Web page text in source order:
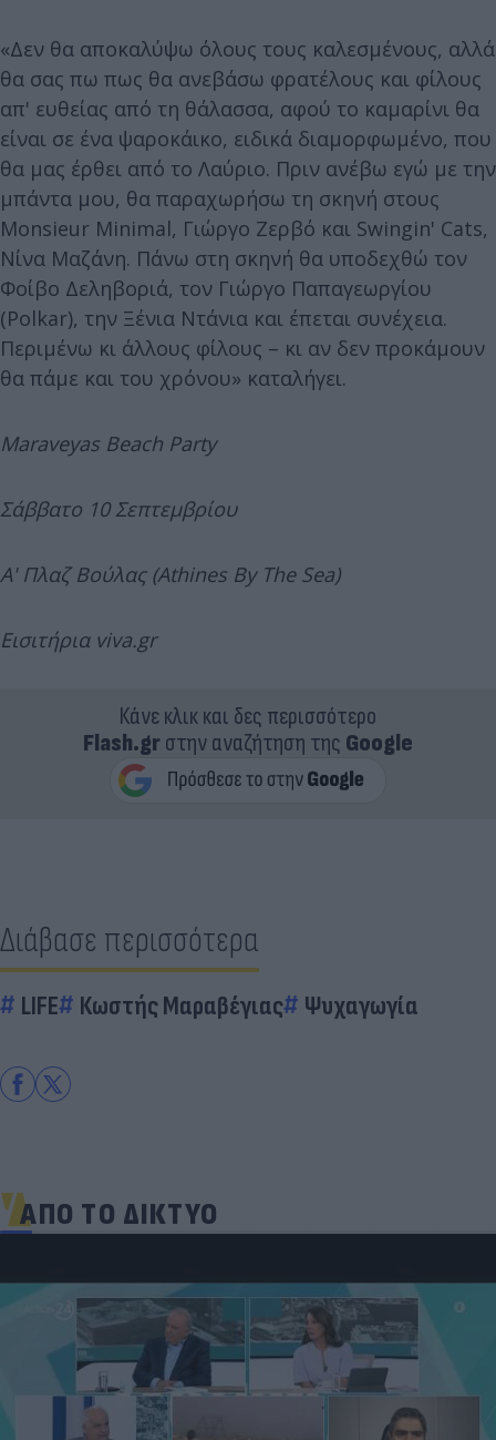
«Δεν θα αποκαλύψω όλους τους καλεσμένους, αλλά
θα σας πω πως θα ανεβάσω φρατέλους και φίλους
απ' ευθείας από τη θάλασσα, αφού το καμαρίνι θα
είναι σε ένα ψαροκάικο, ειδικά διαμορφωμένο, που
θα μας έρθει από το Λαύριο. Πριν ανέβω εγώ με την
μπάντα μου, θα παραχωρήσω τη σκηνή στους
Monsieur Minimal, Γιώργο Ζερβό και Swingin' Cats,
Νίνα Μαζάνη. Πάνω στη σκηνή θα υποδεχθώ τον
Φοίβο Δεληβοριά, τον Γιώργο Παπαγεωργίου
(Polkar), την Ξένια Ντάνια και έπεται συνέχεια.
Περιμένω κι άλλους φίλους – κι αν δεν προκάμουν
θα πάμε και του χρόνου» καταλήγει.
Maraveyas Beach Party
Σάββατο 10 Σεπτεμβρίου
Α' Πλαζ Βούλας (Athines By The Sea)
Εισιτήρια viva.gr
Κάνε κλικ και δες περισσότερο
Flash.grστην αναζήτηση της Google
Διάβασε περισσότερα
LIFE Κωστής Μαραβέγιας Ψυχαγωγία
ΑΠΟ ΤΟ ΔΙΚΤΥΟ